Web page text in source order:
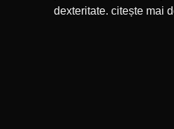
dexteritate. citește mai